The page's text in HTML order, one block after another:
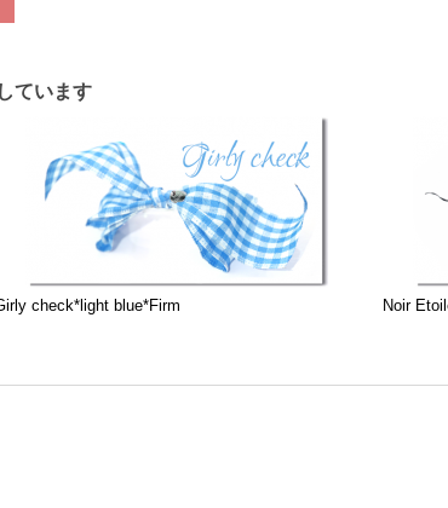
ています
check*light blue*Firm Noir